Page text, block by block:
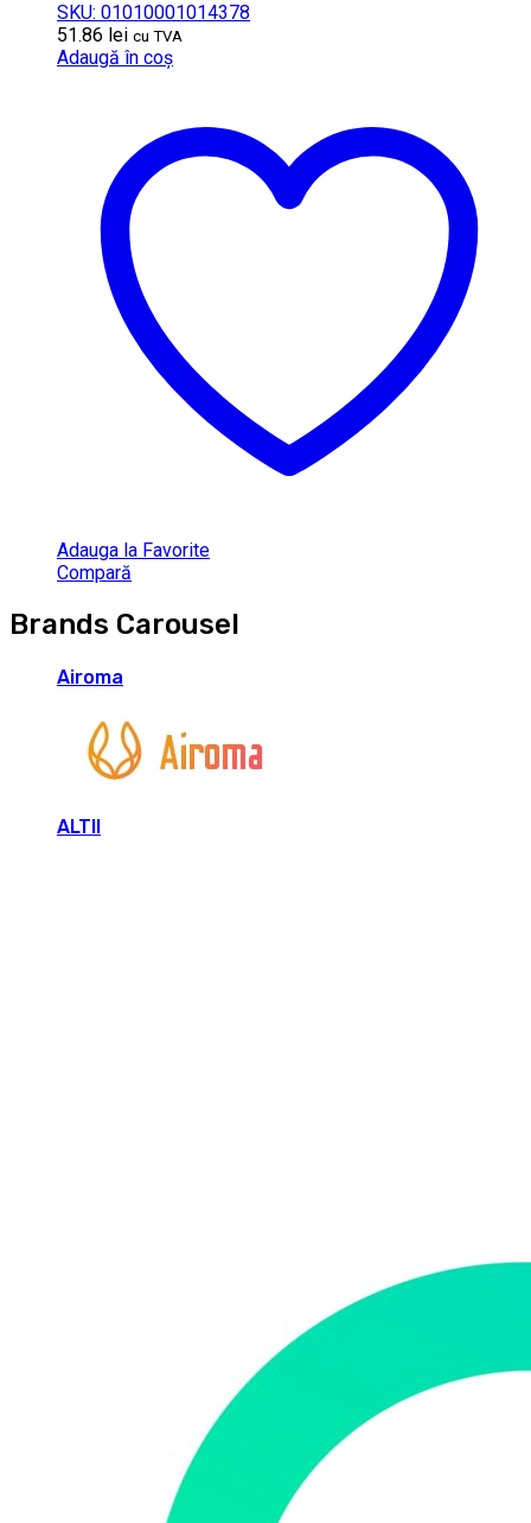
SKU: 01010001014378
51.86 lei cu TVA
Adaugă în coș
Adauga la Favorite
Compară
Brands Carousel
Airoma
ALTII